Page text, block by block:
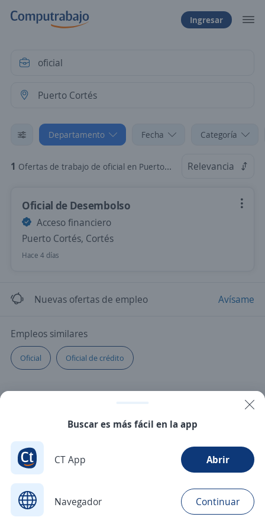
Ingresar
Departamento Fecha Categoría
1 Ofertas de trabajo de oficial en Puerto Cortés, Cortés Relevancia
Oficial de Desembolso
Acceso financiero
Puerto Cortés, Cortés
Hace 4 días
Nuevas ofertas de empleo Avísame
Empleos similares
Oficial Oficial de crédito
Buscar es más fácil en la app
CT App Abrir
Navegador Continuar